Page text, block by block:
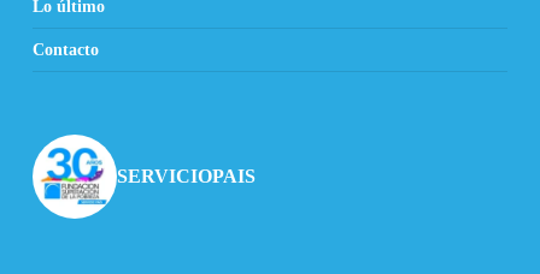
Lo último
Contacto
SERVICIOPAIS